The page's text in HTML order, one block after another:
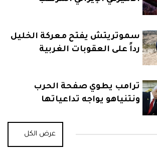
سموتريتش يفتح معركة الخليل
رداً على العقوبات الغربية
ترامب يطوي صفحة الحرب
ونتنياهو يواجه تداعياتها
عرض الكل